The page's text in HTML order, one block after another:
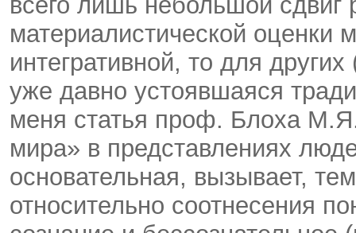
материалистической оценки
интегративной, то для
уже давно устоявшаяся
меня статья проф. Блоха
мира» в представлениях
основательная, вызывает,
относительно соотнесения